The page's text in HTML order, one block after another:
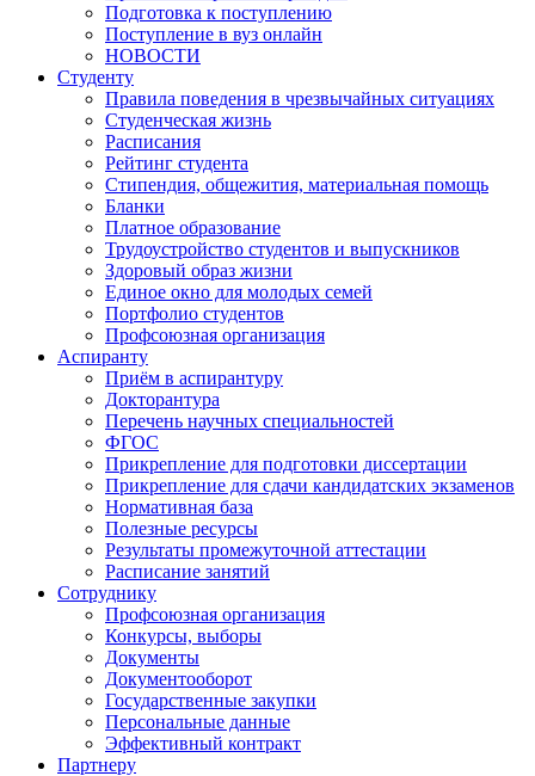
Подготовка к поступлению
Поступление в вуз онлайн
НОВОСТИ
Студенту
Правила поведения в чрезвычайных ситуациях
Студенческая жизнь
Расписания
Рейтинг студента
Стипендия, общежития, материальная помощь
Бланки
Платное образование
Трудоустройство студентов и выпускников
Здоровый образ жизни
Единое окно для молодых семей
Портфолио студентов
Профсоюзная организация
Аспиранту
Приём в аспирантуру
Докторантура
Перечень научных специальностей
ФГОС
Прикрепление для подготовки диссертации
Прикрепление для сдачи кандидатских экзаменов
Нормативная база
Полезные ресурсы
Результаты промежуточной аттестации
Расписание занятий
Сотруднику
Профсоюзная организация
Конкурсы, выборы
Документы
Документооборот
Государственные закупки
Персональные данные
Эффективный контракт
Партнеру